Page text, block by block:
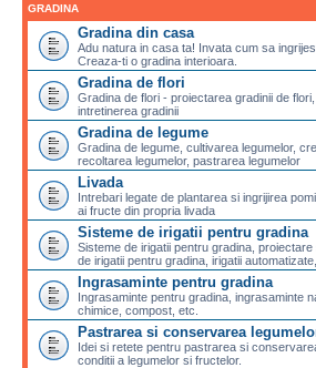
GRADINA
Gradina din casa
Adu natura in casa ta! Invata cum sa
Creaza-ti o gradina interioara.
Gradina de flori
Gradina de flori - proiectarea gradinii de
intretinerea gradinii
Gradina de legume
Gradina de legume, cultivarea legumelor,
recoltarea legumelor, pastrarea legumelor
Livada
Intrebari legate de plantarea si ingrijirea
ai fructe din propria livada
Sisteme de irigatii pentru gradina
Sisteme de irigatii pentru gradina,
de irigatii pentru gradina, irigatii automatizate,
Ingrasaminte pentru gradina
Ingrasaminte pentru gradina, ingrasaminte
chimice, compost, etc.
Pastrarea si conservarea
Idei si retete pentru pastrarea si
conditii a legumelor si fructelor.